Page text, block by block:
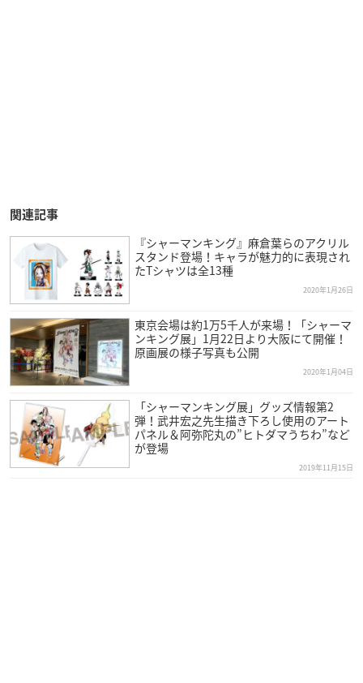
関連記事
『シャーマンキング』麻倉葉らのアクリル
スタンド登場！キャラが魅力的に表現され
たTシャツは全13種
2020年1月26日
東京会場は約1万5千人が来場！「シャーマ
ンキング展」1月22日より大阪にて開催！
原画展の様子写真も公開
2020年1月04日
「シャーマンキング展」グッズ情報第2
弾！武井宏之先生描き下ろし使用のアート
パネル＆阿弥陀丸の”ヒトダマうちわ”など
が登場
2019年11月15日